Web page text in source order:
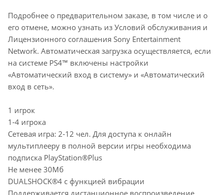
Подробнее о предварительном заказе, в том числе и о
его отмене, можно узнать из Условий обслуживания и
Лицензионного соглашения Sony Entertainment
Network. Автоматическая загрузка осуществляется, если
на системе PS4™ включены настройки
«Автоматический вход в систему» и «Автоматический
вход в сеть».
1 игрок
1-4 игрока
Сетевая игра: 2-12 чел. Для доступа к онлайн
мультиплееру в полной версии игры необходима
подписка PlayStation®Plus
Не менее 30Мб
DUALSHOCK®4 с функцией вибрации